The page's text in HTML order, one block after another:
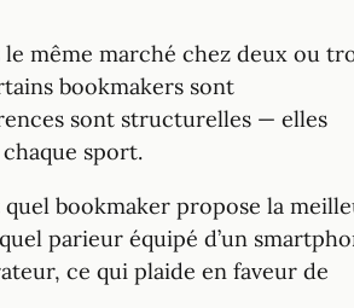
même marché chez deux ou
bookmakers sont
sont structurelles — elles
sport.
bookmaker propose la
parieur équipé d’un
ce qui plaide en faveur de